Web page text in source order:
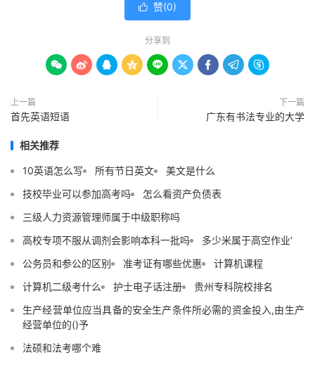
 赞(0)
分享到
        
上一篇
首先英语短语
下一篇
广东有书法专业的大学
相关推荐
10英语怎么写 所有节日英文
美文是什么
技校毕业可以参加高考吗
怎么看资产负债表
三级人力资源管理师属于中级职称吗
高校专项不服从调剂会影响本科一批吗
多少米属于高空作业‘
公务员和参公的区别
准考证有哪些优惠
计算机课程
计算机二级考什么
护士电子话注册
贵州专科院校排名
生产经营单位应当具备的安全生产条件所必需的资金投入,由生产
经营单位的()予
法硕和法考哪个难